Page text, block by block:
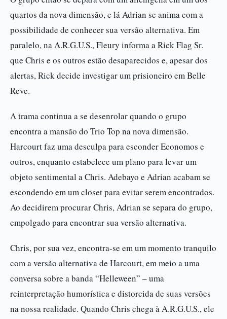
quartos da nova dimensão, e lá Adrian se anima com a
possibilidade de conhecer sua versão alternativa. Em
paralelo, na A.R.G.U.S., Fleury informa a Rick Flag Sr.
que Chris e os outros estão desaparecidos e, apesar dos
alertas, Rick decide investigar um prisioneiro em Belle
Reve.
A trama continua a se desenrolar quando o grupo
encontra a mansão do Trio Top na nova dimensão.
Harcourt faz uma desculpa para esconder Economos e
outros, enquanto estabelece um plano para levar um
objeto sentimental a Chris. Adebayo e Adrian acabam se
escondendo em um closet para evitar serem encontrados.
Ao decidirem procurar Chris, Adrian se separa do grupo,
empolgado para encontrar sua versão alternativa.
Chris, por sua vez, encontra-se em um momento tranquilo
com a versão alternativa de Harcourt, em meio a uma
conversa sobre a banda “Helleween” – uma
reinterpretação humorística e distorcida de suas versões
na nossa realidade. Quando Chris chega à A.R.G.U.S., ele